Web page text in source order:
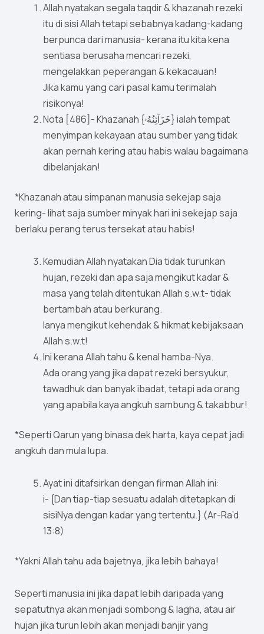
Allah nyatakan segala taqdir & khazanah rezeki
itu di sisi Allah tetapi sebabnya kadang-kadang
berpunca dari manusia- kerana itu kita kena
sentiasa berusaha mencari rezeki,
mengelakkan peperangan & kekacauan!
Jika kamu yang cari pasal kamu terimalah
risikonya!
Nota [486]- Khazanah {خَزَآئِنُهُۥ} ialah tempat
menyimpan kekayaan atau sumber yang tidak
akan pernah kering atau habis walau bagaimana
dibelanjakan!
*Khazanah atau simpanan manusia sekejap saja
kering- lihat saja sumber minyak hari ini sekejap saja
berlaku perang terus tersekat atau habis!
Kemudian Allah nyatakan Dia tidak turunkan
hujan, rezeki dan apa saja mengikut kadar &
masa yang telah ditentukan Allah s.w.t- tidak
bertambah atau berkurang.
Ianya mengikut kehendak & hikmat kebijaksaan
Allah s.w.t!
Ini kerana Allah tahu & kenal hamba-Nya.
Ada orang yang jika dapat rezeki bersyukur,
tawadhuk dan banyak ibadat, tetapi ada orang
yang apabila kaya angkuh sambung & takabbur!
*Seperti Qarun yang binasa dek harta, kaya cepat jadi
angkuh dan mula lupa.
Ayat ini ditafsirkan dengan firman Allah ini:
i- {Dan tiap-tiap sesuatu adalah ditetapkan di
sisiNya dengan kadar yang tertentu.} (Ar-Ra’d
13:8)
*Yakni Allah tahu ada bajetnya, jika lebih bahaya!
Seperti manusia ini jika dapat lebih daripada yang
sepatutnya akan menjadi sombong & lagha, atau air
hujan jika turun lebih akan menjadi banjir yang